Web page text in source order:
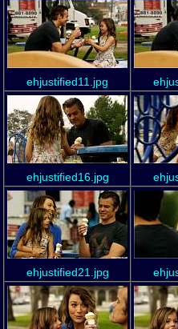
ehjustified11.jpg
ehjustified16.jpg
ehjustified21.jpg